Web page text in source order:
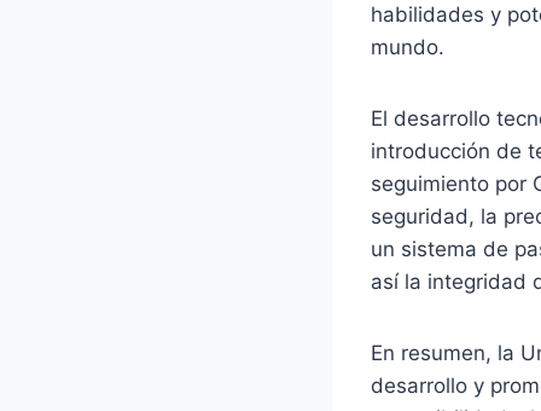
habilidades y
mundo.
El desarrollo
introducción de
seguimiento por
seguridad, la
un sistema de
así la integridad
En resumen, la
desarrollo y